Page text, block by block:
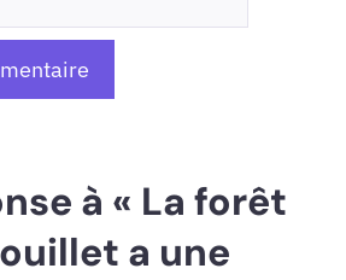
à « La forêt
a une